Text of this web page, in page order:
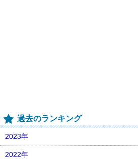
過去のランキング
2023年
2022年